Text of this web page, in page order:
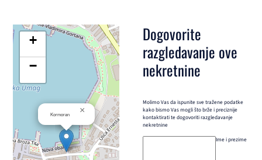
Kormoran ×
+
−
Dogovorite
razgledavanje ove
nekretnine
Molimo Vas da ispunite sve tražene podatke
kako bismo Vas mogli što brže i preciznije
kontaktirati te dogovoriti razgledavanje
nekretnine
Ime i prezime